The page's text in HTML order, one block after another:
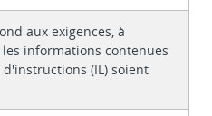
aux exigences, à
informations contenues
(IL) soient